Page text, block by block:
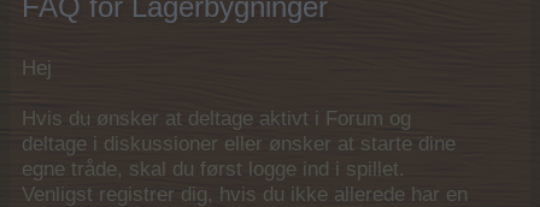
FAQ for Lagerbygninger
Hej
Hvis du ønsker at deltage aktivt i Forum og
deltage i diskussioner eller ønsker at starte dine
egne tråde, skal du først logge ind i spillet.
Venligst registrer dig, hvis du ikke allerede har en